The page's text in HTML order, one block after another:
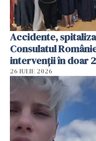
Accidente,
Consulatul
intervenții în doar
26 IULIE 2026